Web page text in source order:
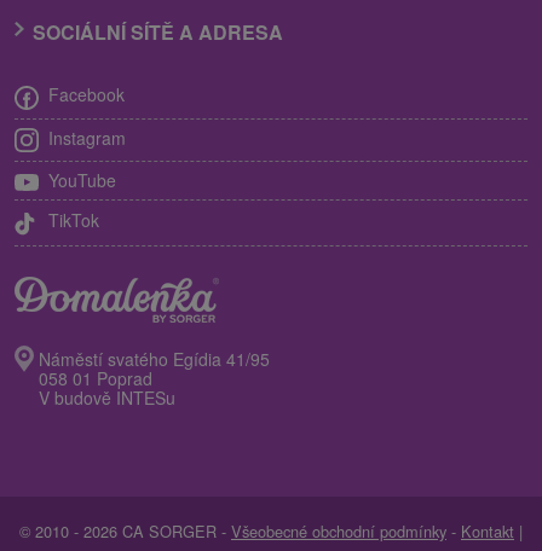
SOCIÁLNÍ SÍTĚ A ADRESA
Facebook
Instagram
YouTube
TikTok
Náměstí svatého Egídia 41/95
058 01 Poprad
V budově INTESu
© 2010 - 2026 CA SORGER - Všeobecné obchodní podmínky - Kontakt |